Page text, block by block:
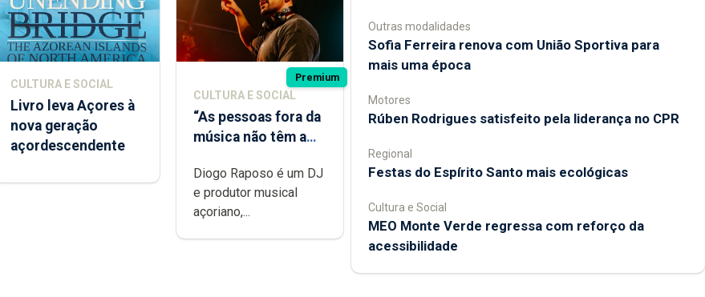
CULTURA E SOCIAL
Livro leva Açores à
nova geração
açordescendente
Premium
CULTURA E SOCIAL
“As pessoas fora da
música não têm a
difícil é produzir
uma música”
Diogo Raposo é um DJ
e produtor musical
açoriano,...
Outras modalidades
Sofia Ferreira renova com União Sportiva para
mais uma época
Motores
Rúben Rodrigues satisfeito pela liderança no CPR
Regional
Festas do Espírito Santo mais ecológicas
Cultura e Social
MEO Monte Verde regressa com reforço da
acessibilidade